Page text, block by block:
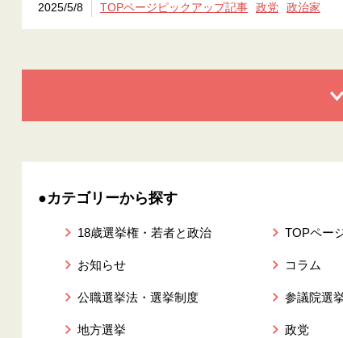
2025/5/8 TOPページピックアップ記事 政党 政治家
●カテゴリーから探す
18歳選挙権・若者と政治 TOPペー
お知らせ コラム
公職選挙法・選挙制度 参議院選
地方選挙 政党